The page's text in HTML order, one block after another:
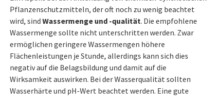
Pflanzenschutzmitteln, der oft noch zu wenig beachtet
wird, sind Wassermenge und -qualität. Die empfohlene
Wassermenge sollte nicht unterschritten werden. Zwar
ermöglichen geringere Wassermengen höhere
Flächenleistungen je Stunde, allerdings kann sich dies
negativ auf die Belagsbildung und damit auf die
Wirksamkeit auswirken. Bei der Wasserqualität sollten
Wasserhärte und pH-Wert beachtet werden. Eine gute